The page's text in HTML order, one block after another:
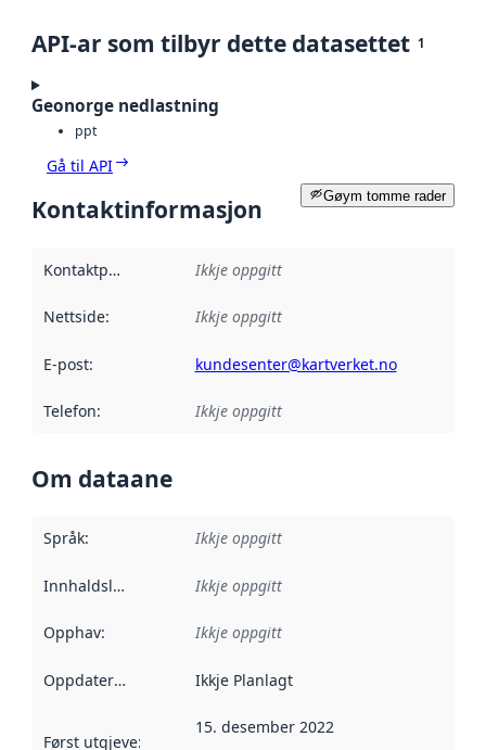
API-ar som tilbyr dette datasettet 1
Geonorge nedlastning
ppt
Gå til API
Gøym tomme rader
Kontaktinformasjon
Kontaktpunkt Ikkje oppgitt
Nettside: Ikkje oppgitt
E-post: kundesenter@kartverket.no
Telefon: Ikkje oppgitt
Om dataane
Språk: Ikkje oppgitt
Innhaldsleverandørar :
Ikkje oppgitt
Opphav: Ikkje oppgitt
Oppdateringsfrekvens :
Ikkje Planlagt
Først utgjeve:
15. desember 2022